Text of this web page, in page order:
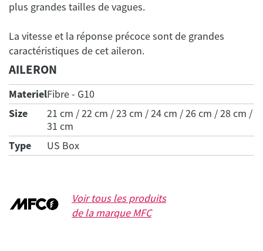
La vitesse et la réponse précoce sont de grandes
AILERON
MaterielFibre - G10
Size
21 cm / 22 cm / 23 cm / 24 cm / 26 cm / 28 cm /
31 cm
Type
US Box
Voir tous les produits
de la marqueMFC